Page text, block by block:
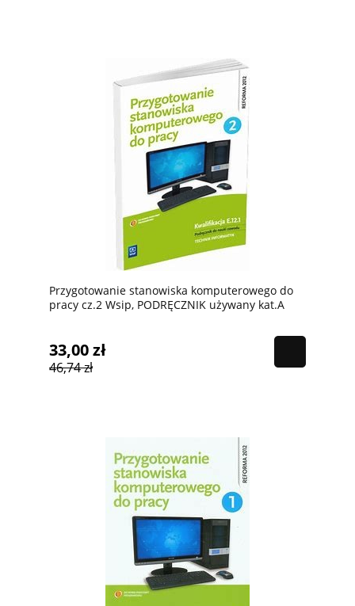
Przygotowanie stanowiska komputerowego do
pracy cz.2 Wsip, PODRĘCZNIK używany kat.A
33,00 zł
46,74 zł